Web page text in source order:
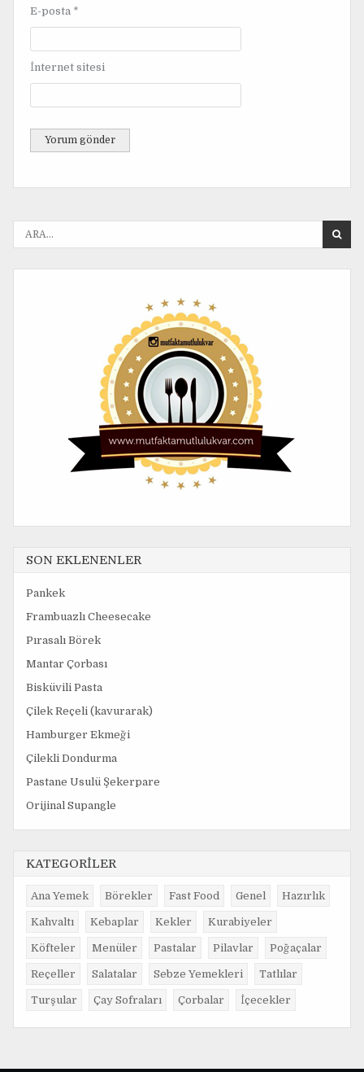
E-posta *
İnternet sitesi
SON EKLENENLER
Pankek
Frambuazlı Cheesecake
Pırasalı Börek
Mantar Çorbası
Bisküvili Pasta
Çilek Reçeli (kavurarak)
Hamburger Ekmeği
Çilekli Dondurma
Pastane Usulü Şekerpare
Orijinal Supangle
KATEGORİLER
Ana Yemek Börekler Fast Food Genel Hazırlık
Kahvaltı Kebaplar Kekler Kurabiyeler
Köfteler Menüler Pastalar Pilavlar Poğaçalar
Reçeller Salatalar Sebze Yemekleri Tatlılar
Turşular Çay Sofraları Çorbalar İçecekler